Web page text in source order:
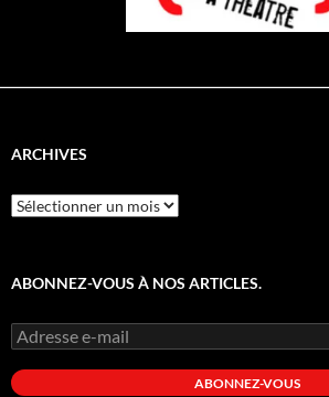
ARCHIVES
Archives
ABONNEZ-VOUS À NOS ARTICLES.
Adresse
e-
mail
ABONNEZ-VOUS